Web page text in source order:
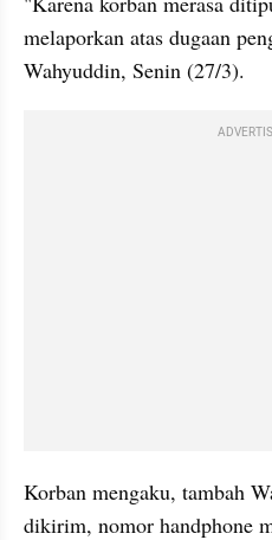
melaporkan atas dugaan
Wahyuddin, Senin (27/3).
Korban mengaku, tambah
dikirim, nomor handphone